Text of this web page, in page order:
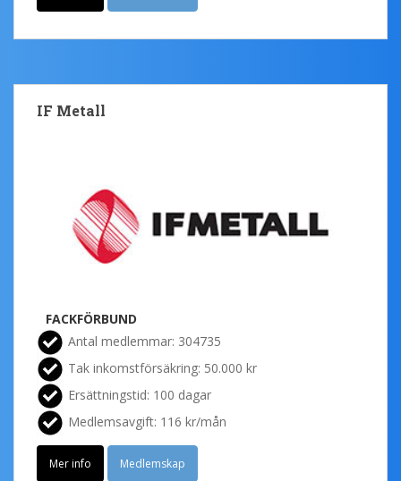
IF Metall
FACKFÖRBUND
Antal medlemmar: 304735
Tak inkomstförsäkring: 50.000 kr
Ersättningstid: 100 dagar
Medlemsavgift: 116 kr/mån
Mer info Medlemskap